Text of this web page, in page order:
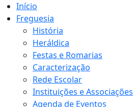
Início
Freguesia
História
Heráldica
Festas e Romarias
Caracterização
Rede Escolar
Instituições e Associações
Agenda de Eventos